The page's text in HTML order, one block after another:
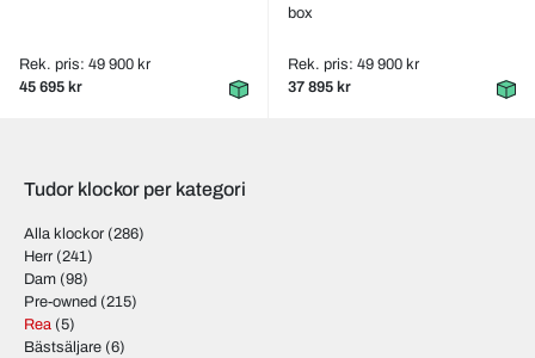
Rek. pris: 49 900 kr
45 695 kr
box
Rek. pris: 49 900 kr
37 895 kr
Tudor klockor per kategori
Alla klockor (286)
Herr (241)
Dam (98)
Pre-owned (215)
Rea (5)
Bästsäljare (6)